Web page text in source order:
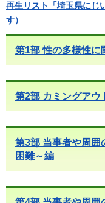
再生リスト「埼玉県にじ
す）
第1部 性の多様性に
第2部 カミングアウ
第3部 当事者や周囲
困難～編